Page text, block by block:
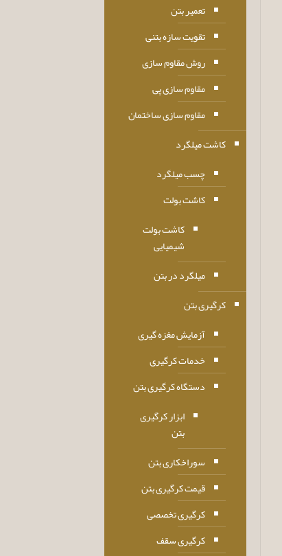
تعمیر بتن
تقویت سازه بتنی
روش مقاوم سازی
مقاوم سازی پی
مقاوم سازی ساختمان
کاشت میلگرد
چسب میلگرد
کاشت بولت
کاشت بولت
شیمیایی
میلگرد در بتن
کرگیری بتن
آزمایش مغزه گیری
خدمات کرگیری
دستگاه کرگیری بتن
ابزار کرگیری
بتن
سوراخکاری بتن
قیمت کرگیری بتن
کرگیری تخصصی
کرگیری سقف